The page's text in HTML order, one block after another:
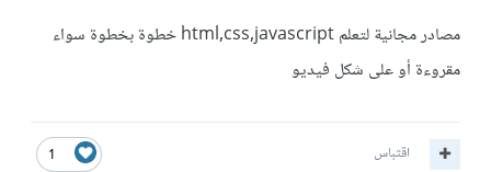
مصادر مجانية لتعلم html,css,javascript خطوة بخطوة سواء
مقروءة أو على شكل فيديو
1 اقتباس